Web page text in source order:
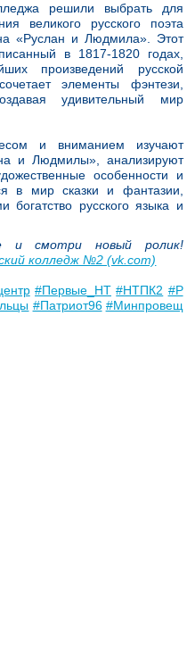
решили выбрать для
великого русского поэта
«Руслан и Людмила». Этот
в 1817-1820 годах,
произведений русской
элементы фэнтези,
удивительный мир
и вниманием изучают
и Людмилы», анализируют
особенности и
в мир сказки и фантазии,
богатство русского языка и
и смотри новый ролик!
колледж №2 (vk.com)
#Первые_НТ #НТПК2 #Р
#Патриот96 #Минпровещ